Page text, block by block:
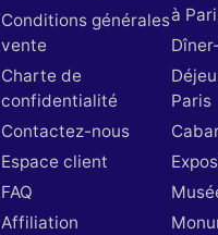
Conditions générales
vente
Charte de
confidentialité
Contactez-nous
Espace client
FAQ
Affiliation
à
Paris